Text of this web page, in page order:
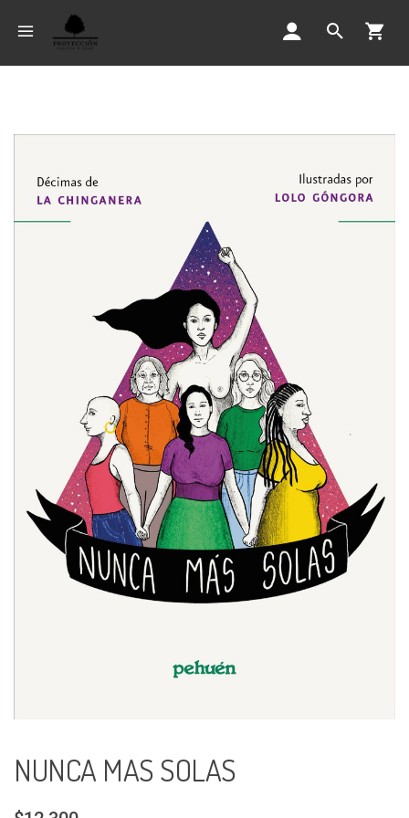
NUNCA MAS SOLAS